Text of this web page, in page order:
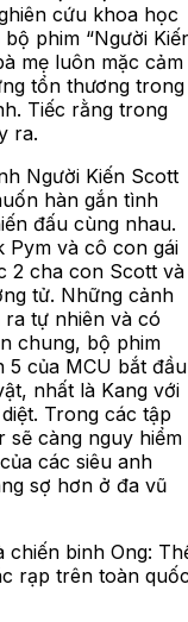
cứu khoa học
phim “Người
mẹ luôn mặc cảm
tổn thương trong
Tiếc rằng trong
ra.
Người Kiến Scott
hàn gắn tình
đấu cùng nhau.
Pym và cô con gái
2 cha con Scott và
tử. Những cảnh
tự nhiên và có
chung, bộ phim
5 của MCU bắt đầu
nhất là Kang với
Trong các tập
sẽ càng nguy hiểm
các siêu anh
sợ hơn ở đa vũ
chiến binh Ong:
rạp trên toàn